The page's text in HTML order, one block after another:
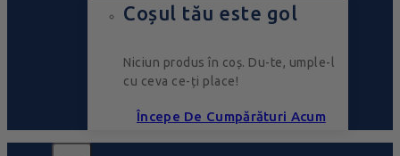
Coșul tău este gol
Niciun produs în coș. Du-te, umple-l
cu ceva ce-ți place!
Începe De Cumpărături Acum